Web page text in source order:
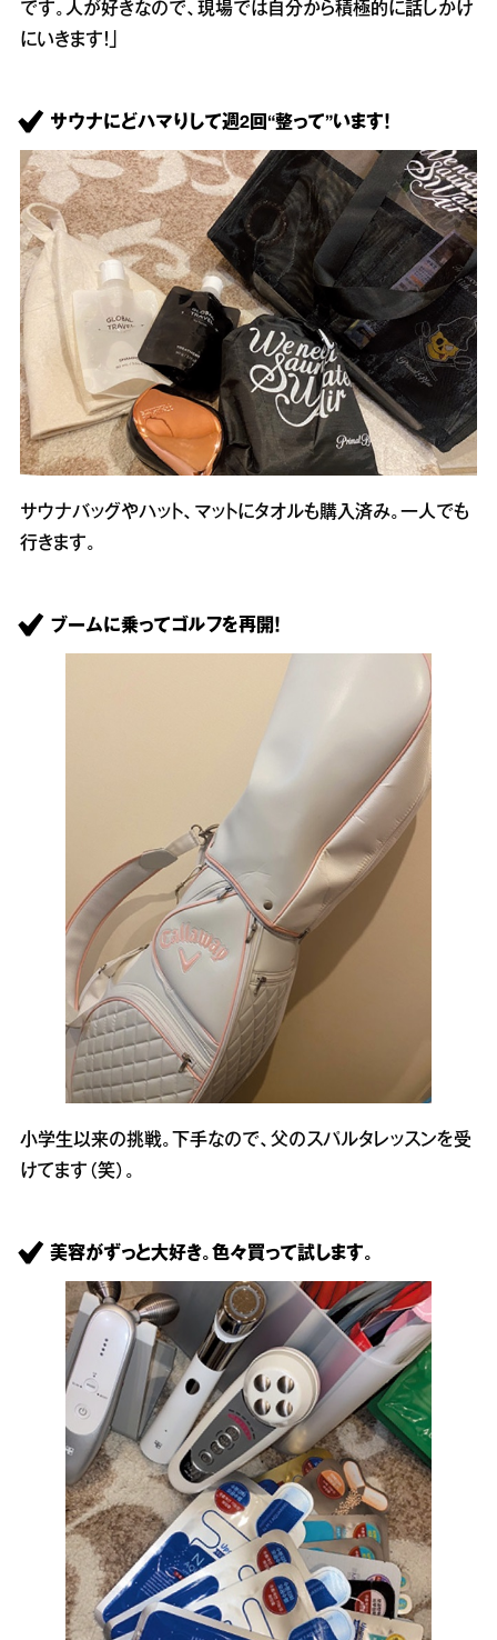
です。人が好きなので、現場では自分から積極的に話しかけ
にいきます！」
サウナにどハマりして週2回“整って”います！
サウナバッグやハット、マットにタオルも購入済み。一人でも
行きます。
ブームに乗ってゴルフを再開！
小学生以来の挑戦。下手なので、父のスパルタレッスンを受
けてます（笑）。
美容がずっと大好き。色々買って試します。